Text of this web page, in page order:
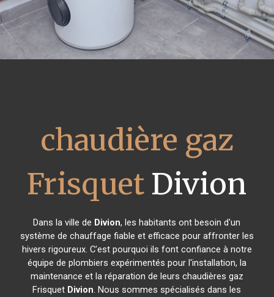
chaudière gaz
Frisquet Divion
Dans la ville de Divion, les habitants ont besoin d'un
système de chauffage fiable et efficace pour affronter les
hivers rigoureux. C'est pourquoi ils font confiance à notre
équipe de plombiers expérimentés pour l'installation, la
maintenance et la réparation de leurs chaudières gaz
Frisquet Divion. Nous sommes spécialisés dans les